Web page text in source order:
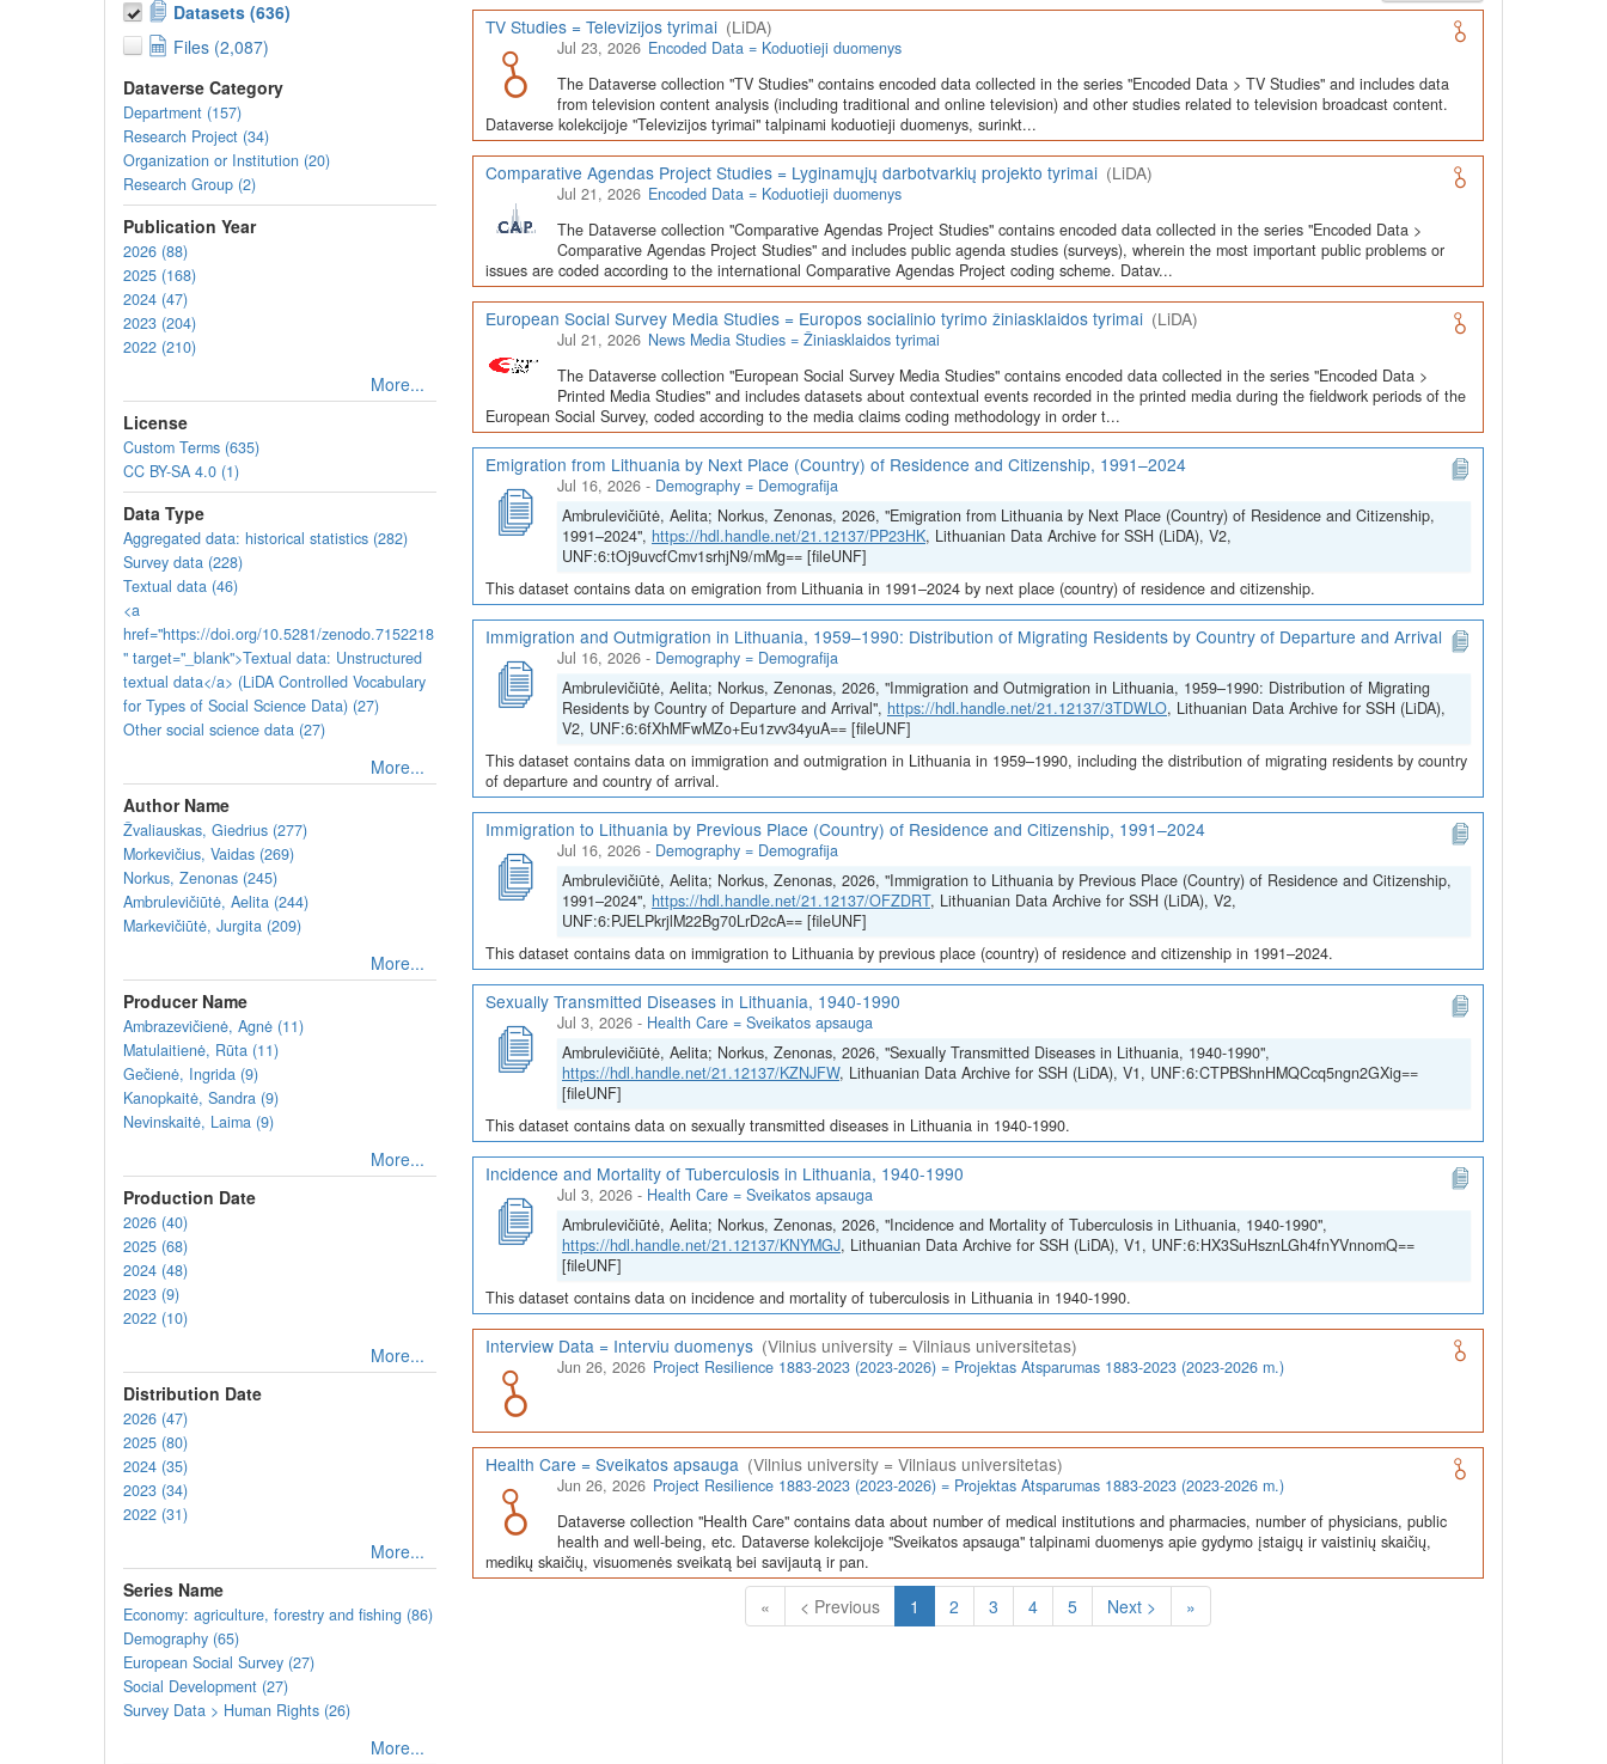
Datasets (636)
Files (2,087)
Dataverse Category
Department (157)
Research Project (34)
Organization or Institution (20)
Research Group (2)
Publication Year
2026 (88)
2025 (168)
2024 (47)
2023 (204)
2022 (210)
More...
License
Custom Terms (635)
CC BY-SA 4.0 (1)
Data Type
Aggregated data: historical statistics (282)
Survey data (228)
Textual data (46)
<a
href="https://doi.org/10.5281/zenodo.7152218
" target="_blank">Textual data: Unstructured
textual data</a> (LiDA Controlled Vocabulary
for Types of Social Science Data) (27)
Other social science data (27)
More...
Author Name
Žvaliauskas, Giedrius (277)
Morkevičius, Vaidas (269)
Norkus, Zenonas (245)
Ambrulevičiūtė, Aelita (244)
Markevičiūtė, Jurgita (209)
More...
Producer Name
Ambrazevičienė, Agnė (11)
Matulaitienė, Rūta (11)
Gečienė, Ingrida (9)
Kanopkaitė, Sandra (9)
Nevinskaitė, Laima (9)
More...
Production Date
2026 (40)
2025 (68)
2024 (48)
2023 (9)
2022 (10)
More...
Distribution Date
2026 (47)
2025 (80)
2024 (35)
2023 (34)
2022 (31)
More...
Series Name
Economy: agriculture, forestry and fishing (86)
Demography (65)
European Social Survey (27)
Social Development (27)
Survey Data > Human Rights (26)
More...
TV Studies = Televizijos tyrimai (LiDA)
Jul 23, 2026 Encoded Data = Koduotieji duomenys
The Dataverse collection "TV Studies" contains encoded data collected in the series "Encoded Data > TV Studies" and includes data
from television content analysis (including traditional and online television) and other studies related to television broadcast content.
Dataverse kolekcijoje "Televizijos tyrimai" talpinami koduotieji duomenys, surinkt...
Comparative Agendas Project Studies = Lyginamųjų darbotvarkių projekto tyrimai (LiDA)
Jul 21, 2026 Encoded Data = Koduotieji duomenys
The Dataverse collection "Comparative Agendas Project Studies" contains encoded data collected in the series "Encoded Data >
Comparative Agendas Project Studies" and includes public agenda studies (surveys), wherein the most important public problems or
issues are coded according to the international Comparative Agendas Project coding scheme. Datav...
European Social Survey Media Studies = Europos socialinio tyrimo žiniasklaidos tyrimai (LiDA)
Jul 21, 2026 News Media Studies = Žiniasklaidos tyrimai
The Dataverse collection "European Social Survey Media Studies" contains encoded data collected in the series "Encoded Data >
Printed Media Studies" and includes datasets about contextual events recorded in the printed media during the fieldwork periods of the
European Social Survey, coded according to the media claims coding methodology in order t...
Emigration from Lithuania by Next Place (Country) of Residence and Citizenship, 1991–2024
Jul 16, 2026 - Demography = Demografija
Ambrulevičiūtė, Aelita; Norkus, Zenonas, 2026, "Emigration from Lithuania by Next Place (Country) of Residence and Citizenship,
1991–2024", https://hdl.handle.net/21.12137/PP23HK, Lithuanian Data Archive for SSH (LiDA), V2,
UNF:6:tOj9uvcfCmv1srhjN9/mMg== [fileUNF]
This dataset contains data on emigration from Lithuania in 1991–2024 by next place (country) of residence and citizenship.
Immigration and Outmigration in Lithuania, 1959–1990: Distribution of Migrating Residents by Country of Departure and Arrival
Jul 16, 2026 - Demography = Demografija
Ambrulevičiūtė, Aelita; Norkus, Zenonas, 2026, "Immigration and Outmigration in Lithuania, 1959–1990: Distribution of Migrating
Residents by Country of Departure and Arrival", https://hdl.handle.net/21.12137/3TDWLO, Lithuanian Data Archive for SSH (LiDA),
V2, UNF:6:6fXhMFwMZo+Eu1zvv34yuA== [fileUNF]
This dataset contains data on immigration and outmigration in Lithuania in 1959–1990, including the distribution of migrating residents by country
of departure and country of arrival.
Immigration to Lithuania by Previous Place (Country) of Residence and Citizenship, 1991–2024
Jul 16, 2026 - Demography = Demografija
Ambrulevičiūtė, Aelita; Norkus, Zenonas, 2026, "Immigration to Lithuania by Previous Place (Country) of Residence and Citizenship,
1991–2024", https://hdl.handle.net/21.12137/OFZDRT, Lithuanian Data Archive for SSH (LiDA), V2,
UNF:6:PJELPkrjlM22Bg70LrD2cA== [fileUNF]
This dataset contains data on immigration to Lithuania by previous place (country) of residence and citizenship in 1991–2024.
Sexually Transmitted Diseases in Lithuania, 1940-1990
Jul 3, 2026 - Health Care = Sveikatos apsauga
Ambrulevičiūtė, Aelita; Norkus, Zenonas, 2026, "Sexually Transmitted Diseases in Lithuania, 1940-1990",
https://hdl.handle.net/21.12137/KZNJFW, Lithuanian Data Archive for SSH (LiDA), V1, UNF:6:CTPBShnHMQCcq5ngn2GXig==
[fileUNF]
This dataset contains data on sexually transmitted diseases in Lithuania in 1940-1990.
Incidence and Mortality of Tuberculosis in Lithuania, 1940-1990
Jul 3, 2026 - Health Care = Sveikatos apsauga
Ambrulevičiūtė, Aelita; Norkus, Zenonas, 2026, "Incidence and Mortality of Tuberculosis in Lithuania, 1940-1990",
https://hdl.handle.net/21.12137/KNYMGJ, Lithuanian Data Archive for SSH (LiDA), V1, UNF:6:HX3SuHsznLGh4fnYVnnomQ==
[fileUNF]
This dataset contains data on incidence and mortality of tuberculosis in Lithuania in 1940-1990.
Interview Data = Interviu duomenys (Vilnius university = Vilniaus universitetas)
Jun 26, 2026 Project Resilience 1883-2023 (2023-2026) = Projektas Atsparumas 1883-2023 (2023-2026 m.)
Health Care = Sveikatos apsauga (Vilnius university = Vilniaus universitetas)
Jun 26, 2026 Project Resilience 1883-2023 (2023-2026) = Projektas Atsparumas 1883-2023 (2023-2026 m.)
Dataverse collection "Health Care" contains data about number of medical institutions and pharmacies, number of physicians, public
health and well-being, etc. Dataverse kolekcijoje "Sveikatos apsauga" talpinami duomenys apie gydymo įstaigų ir vaistinių skaičių,
medikų skaičių, visuomenės sveikatą bei savijautą ir pan.
« < Previous 1 (Current)
2 3 4 5 Next > »